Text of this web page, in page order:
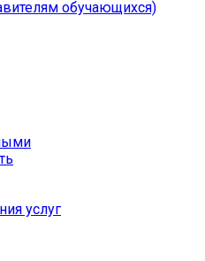
обучающихся)
услуг